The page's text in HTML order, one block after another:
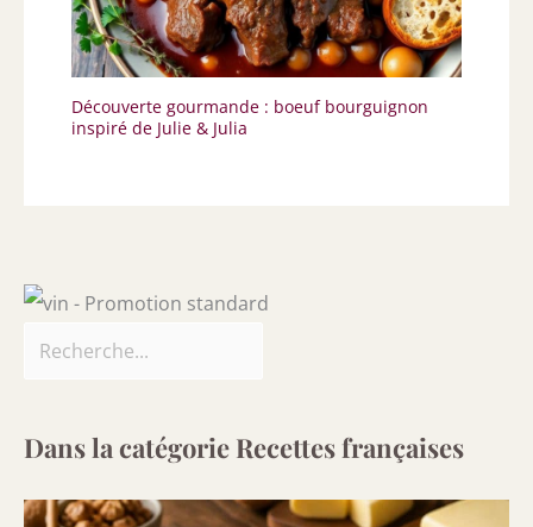
Découverte gourmande : boeuf bourguignon
inspiré de Julie & Julia
Dans la catégorie Recettes françaises